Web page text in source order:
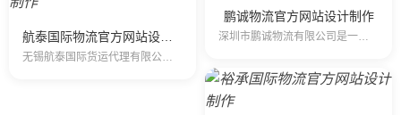
航泰国际物流官方网站设计制作
无锡航泰国际货运代理有限公司成立于2008年8月，是无锡做国际快递行业最早的国际快递公司公司之一。经过多年的诚信经营，公司已与UPS、DHL、FEDE…
鹏诚物流官方网站设计制作